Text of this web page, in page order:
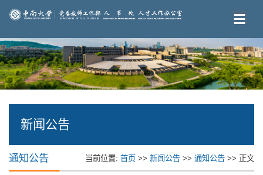
新闻公告
通知公告 当前位置: 首页 >> 新闻公告 >> 通知公告 >> 正文